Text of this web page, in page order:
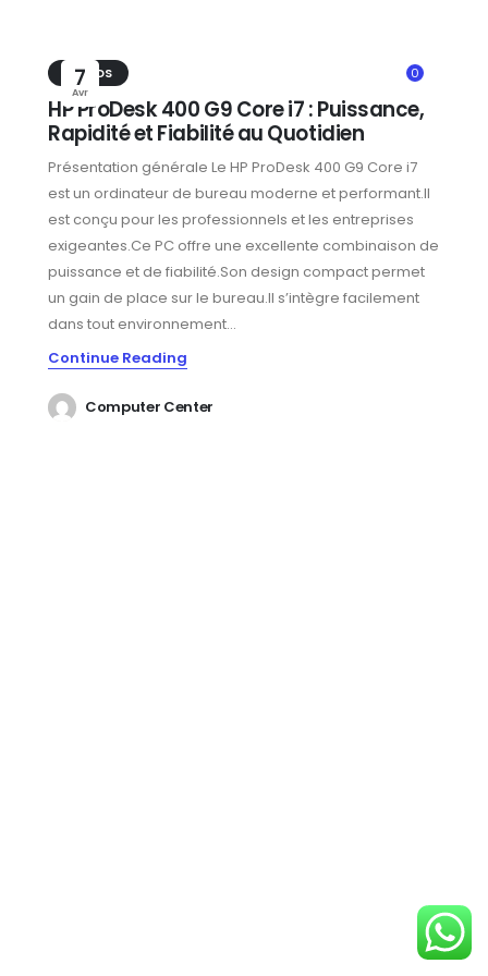
7
Avr
0
TRENDS
HP ProDesk 400 G9 Core i7 : Puissance,
Rapidité et Fiabilité au Quotidien
Présentation générale Le HP ProDesk 400 G9 Core i7
est un ordinateur de bureau moderne et performant.Il
est conçu pour les professionnels et les entreprises
exigeantes.Ce PC offre une excellente combinaison de
puissance et de fiabilité.Son design compact permet
un gain de place sur le bureau.Il s’intègre facilement
dans tout environnement...
Continue Reading
Computer Center